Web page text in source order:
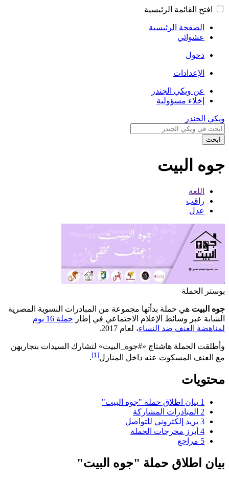
افتح القائمة الرئيسية
الصفحة الرئيسية
عشوائي
دخول
الإعدادات
عن ويكي الجندر
إخلاء مسؤولية
ويكي الجندر
ابحث
جوه البيت
اللغة
راقب
عدل
بوستر الحملة
جوه البيت هي حملة بدأتها مجموعة من المبادرات النسوية المصرية
الشابة عبر وسائط الإعلام الاجتماعي في إطار
حملة 16 يوم
لمناهضة العنف ضد النساء، لعام 2017.
وأطلقت الحملة هاشتاج «#جوه_البيت» لتشارك السيدات بتجاربهن
مع العنف المسكوت عنه داخل المنازل[1]
.
محتويات
1 بيان اطلاق حملة "جوه البيت"
2 المبادرات المشاركة
3 بريد إلكتروني للتواصل
4 أبرز مخرجات الحملة
5 مراجع
بيان اطلاق حملة "جوه البيت"